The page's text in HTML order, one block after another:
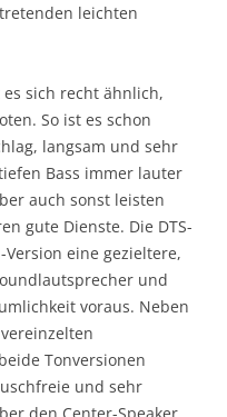
leichten
sich recht ähnlich,
So ist es schon
langsam und sehr
Bass immer lauter
auch sonst leisten
gute Dienste. Die DTS-
eine gezieltere,
und
voraus. Neben
Tonversionen
und sehr